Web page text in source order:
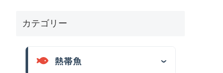
カテゴリー
熱帯魚